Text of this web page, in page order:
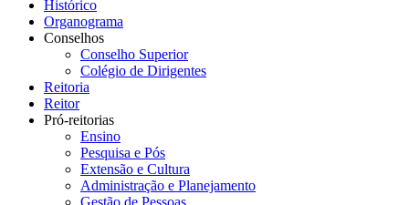
Histórico
Organograma
Conselhos
Conselho Superior
Colégio de Dirigentes
Reitoria
Reitor
Pró-reitorias
Ensino
Pesquisa e Pós
Extensão e Cultura
Administração e Planejamento